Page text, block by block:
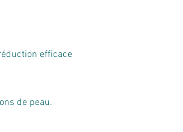
efficace
de peau.